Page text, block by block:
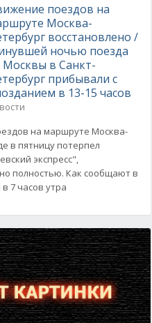
поездов на
Москва-
восстановлено /
ночью поезда
Москвы в Санкт-
прибывали с
в 13-15 часов
на маршруте Москва-
в пятницу потерпел
экспресс",
полностью. Как сообщают в
7 часов утра